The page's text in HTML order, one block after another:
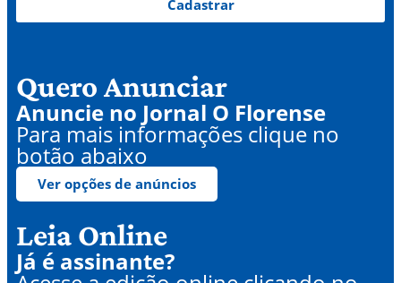
Cadastrar
Quero Anunciar
Anuncie no Jornal O Florense
Para mais informações clique no
botão abaixo
Ver opções de anúncios
Leia Online
Já é assinante?